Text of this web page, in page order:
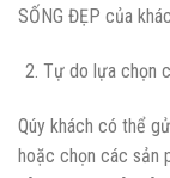
SỐNG ĐẸP của
Tự do lựa chọn
Qúy khách có thể
hoặc chọn các sản